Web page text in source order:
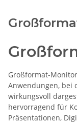
Großformat-
Anwendungen, bei
wirkungsvoll
hervorragend für
Präsentationen,